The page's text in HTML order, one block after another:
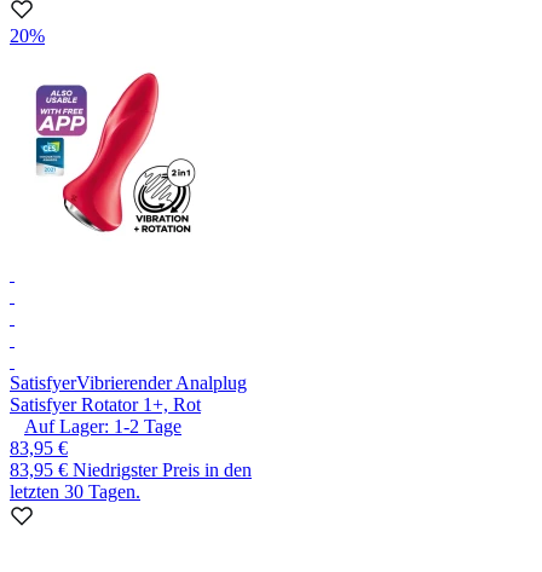
20%
SatisfyerVibrierender Analplug
Satisfyer Rotator 1+, Rot
Auf Lager: 1-2 Tage
83,95 €
83,95 € Niedrigster Preis in den
letzten 30 Tagen.